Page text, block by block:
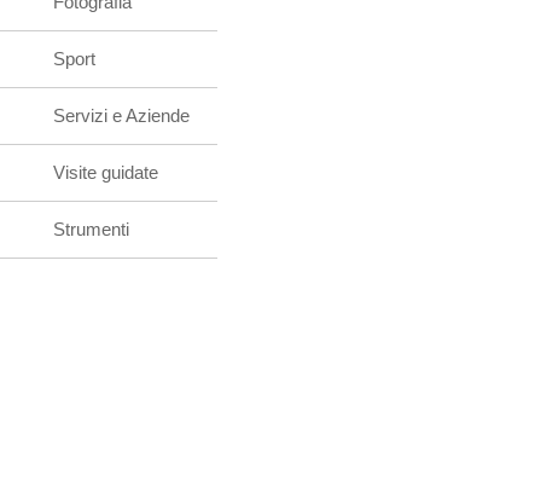
Sport
Servizi e Aziende
Visite guidate
Strumenti